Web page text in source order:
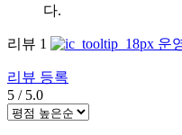
다.
리뷰 1 운
리뷰 등록
5 / 5.0